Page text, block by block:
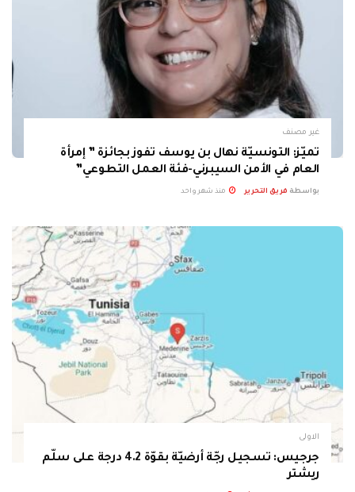
غير مصنف
تميّز: التونسيّة نهال بن يوسف تفوز بجائزة ” إمرأة
العام في الأمن السيبرني-فئة العمل التطوعي”
بواسطة فريق التحرير منذ شهر واحد
الاولى
جرجيس: تسجيل رجّة أرضيّة بقوّة 4.2 درجة على سلّم
ريشتر